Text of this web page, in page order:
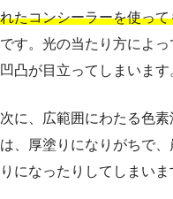
れたコンシーラーを使っ
です。光の当たり方によ
凹凸が目立ってしまいます
次に、広範囲にわたる色
は、厚塗りになりがちで
りになったりしてしまいま